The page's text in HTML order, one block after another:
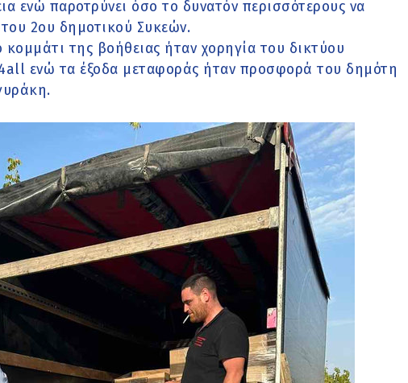
ενώ παροτρύνει όσο το δυνατόν περισσότερους να
2ου δημοτικού Συκεών.
κομμάτι της βοήθειας ήταν χορηγία του δικτύου
ενώ τα έξοδα μεταφοράς ήταν προσφορά του δημότη